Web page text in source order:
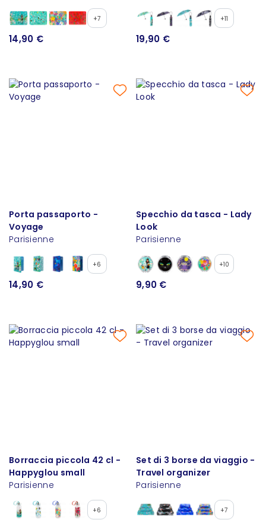
+7
14,90 €
+11
19,90 €
Porta passaporto -
Voyage
Parisienne
+6
14,90 €
Specchio da tasca - Lady
Look
Parisienne
+10
9,90 €
Borraccia piccola 42 cl -
Happyglou small
Parisienne
+6
Set di 3 borse da viaggio -
Travel organizer
Parisienne
+7